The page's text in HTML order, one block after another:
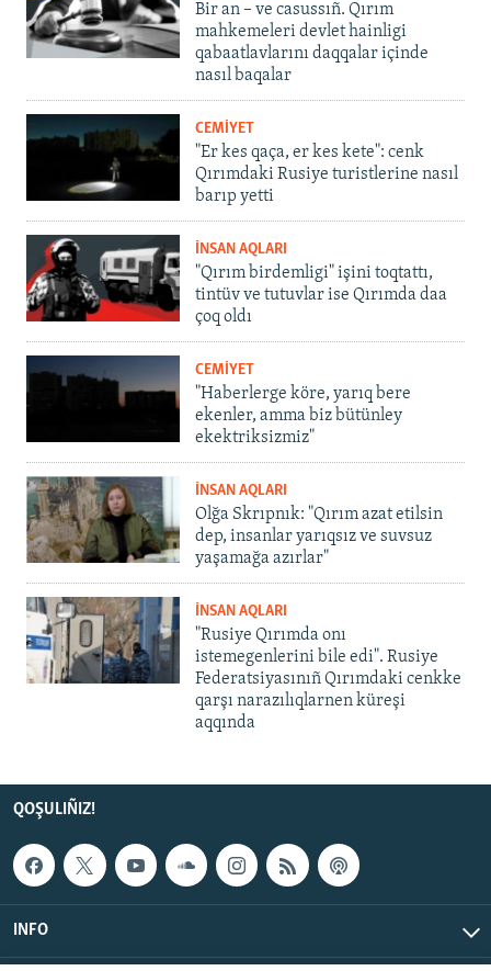
Bir an – ve casussıñ. Qırım
mahkemeleri devlet hainligi
qabaatlavlarını daqqalar içinde
nasıl baqalar
CEMİYET
"Er kes qaça, er kes kete": cenk
Qırımdaki Rusiye turistlerine nasıl
barıp yetti
İNSAN AQLARI
"Qırım birdemligi" işini toqtattı,
tintüv ve tutuvlar ise Qırımda daa
çoq oldı
CEMİYET
"Haberlerge köre, yarıq bere
ekenler, amma biz bütünley
ekektriksizmiz"
İNSAN AQLARI
Olğa Skrıpnık: "Qırım azat etilsin
dep, insanlar yarıqsız ve suvsuz
yaşamağa azırlar"
İNSAN AQLARI
"Rusiye Qırımda onı
istemegenlerini bile edi". Rusiye
Federatsiyasınıñ Qırımdaki cenkke
qarşı narazılıqlarnen küreşi
aqqında
QOŞULIÑIZ!
INFO